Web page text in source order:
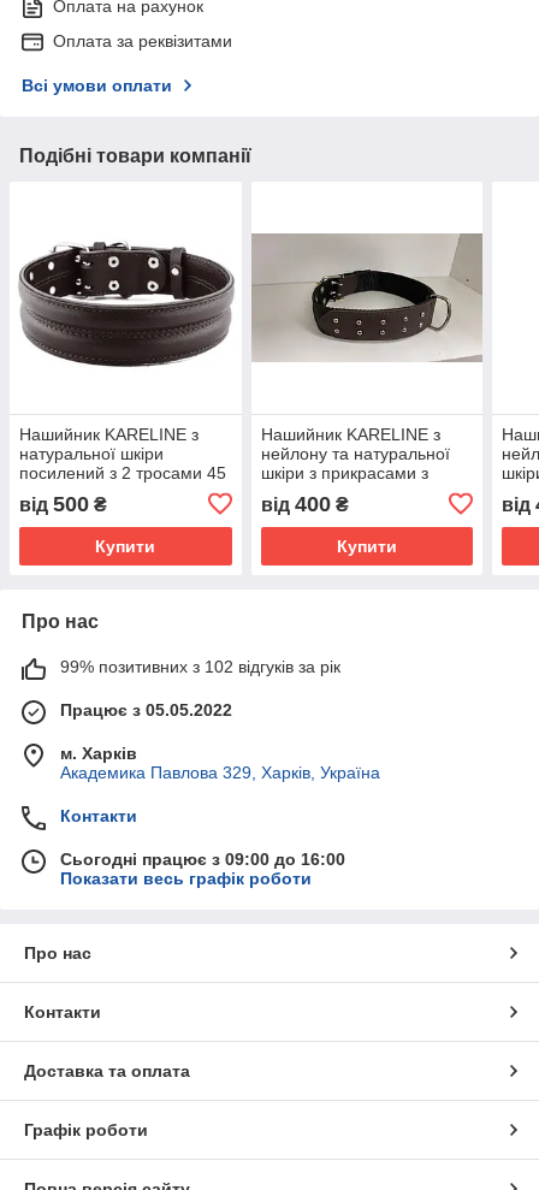
Оплата на рахунок
Оплата за реквізитами
Всі умови оплати
Подібні товари компанії
Нашийник KARELINE з
натуральної шкіри
посилений з 2 тросами 45
(4820161749213)
від 500 ₴
Купити
Нашийник KARELINE з
нейлону та натуральної
шкіри з прикрасами з
металу 45 мм 510-640 мм
(2000000039886)
від 400₴
Купити
від
Про нас
99% позитивних з 102 відгуків за рік
Працює з 05.05.2022
м. Харків
Академика Павлова 329, Харків, Україна
Контакти
Сьогодні працює з 09:00 до 16:00
Показати весь графік роботи
Про нас
Контакти
Доставка та оплата
Графік роботи